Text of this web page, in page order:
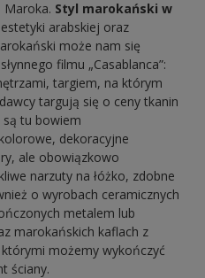
Maroka. Styl marokański w
arabskiej oraz
może nam się
filmu „Casablanca”:
targiem, na którym
targują się o ceny tkanin
są tu bowiem
dekoracyjne
ale obowiązkowo
narzuty na łóżko, zdobne
o wyrobach ceramicznych
metalem lub
marokańskich kaflach z
możemy wykończyć
ściany.